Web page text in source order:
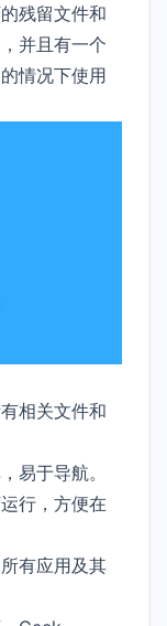
残留文件和
并且有一个
情况下使用
相关文件和
易于导航。
行，方便在
有应用及其